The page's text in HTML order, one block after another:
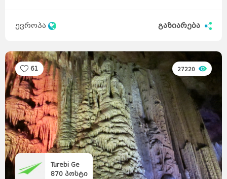
ევროპა გაზიარება
Turebi Ge
870 პოსტი
61 27220